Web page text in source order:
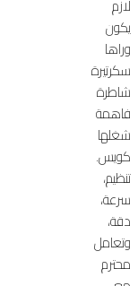
لازم
يكون
وراها
سكرتيرة
شاطرة
فاهمة
شغلها
كويس.
تنظيم،
سرعة،
دقة،
وتعامل
محترم